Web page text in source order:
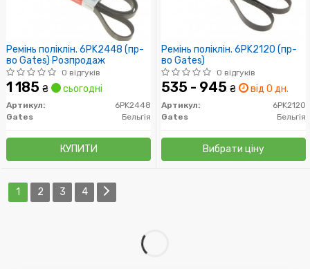
Ремінь поліклін. 6PK2448 (пр-
во Gates) Розпродаж
0 відгуків
1 185 ₴ сьогодні
Артикул:
6PK2448
Gates
Бельгія
КУПИТИ
Ремінь поліклін. 6PK2120 (пр-
во Gates)
0 відгуків
535 - 945 ₴ від 0 дн.
Артикул:
6PK2120
Gates
Бельгія
Вибрати ціну
1 2 3 4